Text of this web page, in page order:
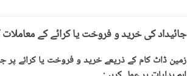
جائیداد کی خرید و فروخت یا کرائے کے
زمین ڈاٹ کام کے ذریعے خرید و فروخت یا کرائے پر